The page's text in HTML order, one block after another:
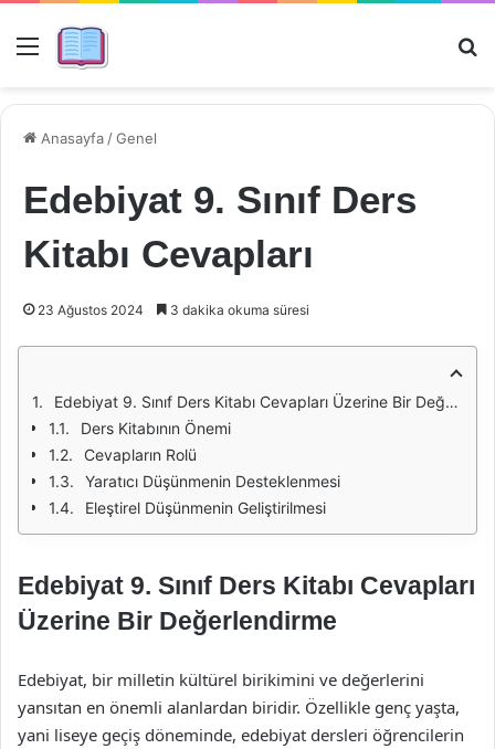
Menü
Anasayfa /Genel
Edebiyat 9. Sınıf Ders
Kitabı Cevapları
23 Ağustos 2024 3 dakika okuma süresi
Edebiyat 9. Sınıf Ders Kitabı Cevapları Üzerine Bir Değerlendirme
Ders Kitabının Önemi
Cevapların Rolü
Yaratıcı Düşünmenin Desteklenmesi
Eleştirel Düşünmenin Geliştirilmesi
Edebiyat 9. Sınıf Ders Kitabı Cevapları
Üzerine Bir Değerlendirme
Edebiyat, bir milletin kültürel birikimini ve değerlerini
yansıtan en önemli alanlardan biridir. Özellikle genç yaşta,
yani liseye geçiş döneminde, edebiyat dersleri öğrencilerin